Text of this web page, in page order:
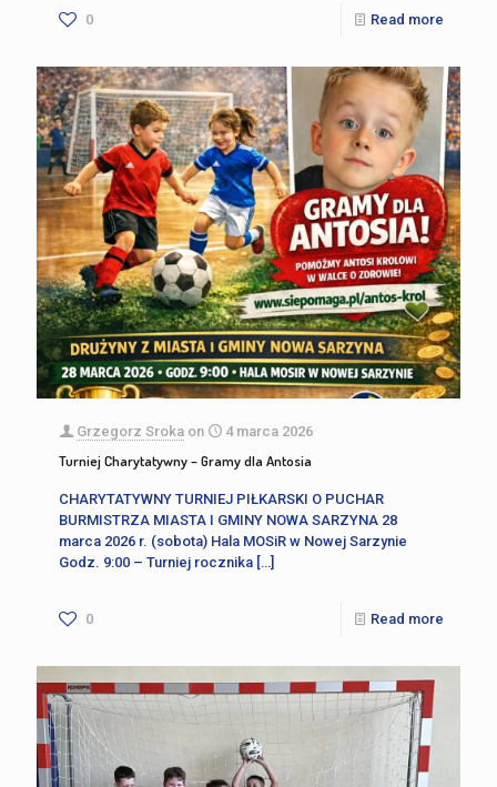
0 Read more
Grzegorz Sroka on 4 marca 2026
Turniej Charytatywny – Gramy dla Antosia
CHARYTATYWNY TURNIEJ PIŁKARSKI O PUCHAR
BURMISTRZA MIASTA I GMINY NOWA SARZYNA 28
marca 2026 r. (sobota) Hala MOSiR w Nowej Sarzynie
Godz. 9:00 – Turniej rocznika […]
0 Read more